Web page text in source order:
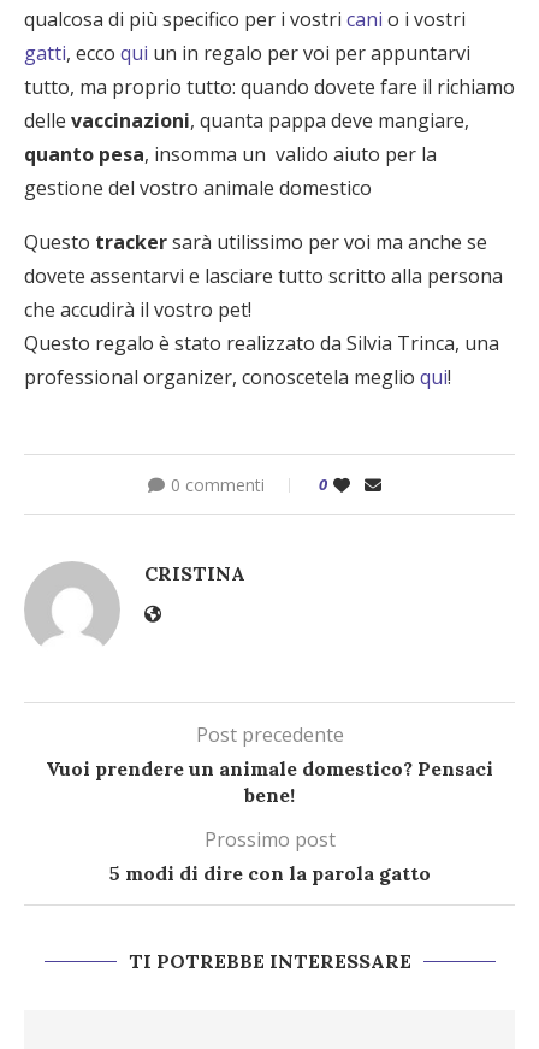
qualcosa di più specifico per i vostri cani o i vostri
gatti, ecco qui un in regalo per voi per appuntarvi
tutto, ma proprio tutto: quando dovete fare il richiamo
delle vaccinazioni, quanta pappa deve mangiare,
quanto pesa, insomma un valido aiuto per la
gestione del vostro animale domestico
Questo trackersarà utilissimo per voi ma anche se
dovete assentarvi e lasciare tutto scritto alla persona
che accudirà il vostro pet!
Questo regalo è stato realizzato da Silvia Trinca, una
professional organizer, conoscetela meglio qui!
0 commenti 0
CRISTINA
Post precedente
Vuoi prendere un animale domestico? Pensaci
bene!
Prossimo post
5 modi di dire con la parola gatto
TI POTREBBE INTERESSARE